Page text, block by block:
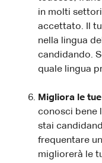
in molti
accettato. Il
nella lingua
candidando.
quale lingua
Migliora le
conosci bene
stai
frequentare
migliorerà le